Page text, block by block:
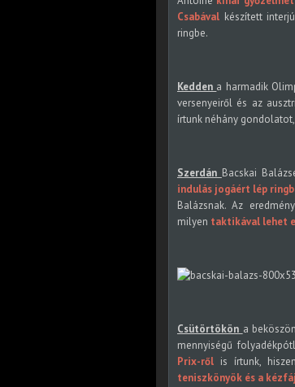
Csabával készített
ringbe.
Kedden a harmadik
versenyeiről és az
írtunk néhány
Szerdán Bacskai
indulás jogáért lép
Balázsnak. Az
milyen taktikával lehet
Csütörtökön a
mennyiségű
Prix-ről is írtunk,
teniszkönyök és a